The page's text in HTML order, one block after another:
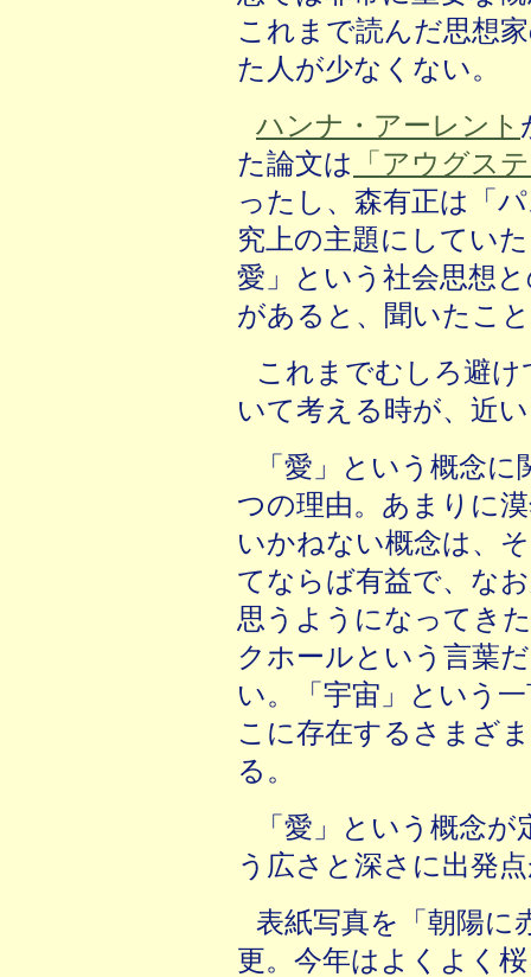
これまで読んだ思想
た人が少なくない。
ハンナ・アーレント
た論文は
「アウグス
ったし、森有正は「
究上の主題にしてい
愛」という社会思想
があると、聞いたこ
これまでむしろ避
いて考える時が、近
「愛」という概念
つの理由。あまりに
いかねない概念は、
てならば有益で、な
思うようになってき
クホールという言葉
い。「宇宙」という
こに存在するさまざ
る。
「愛」という概念
う広さと深さに出発
表紙写真を「朝陽に
更。今年はよくよく